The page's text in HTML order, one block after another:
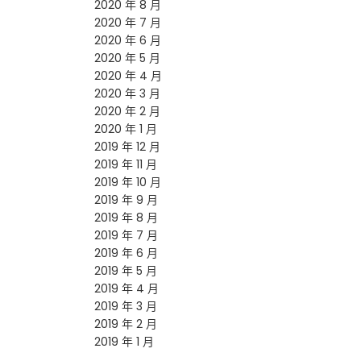
2020 年 8 月
2020 年 7 月
2020 年 6 月
2020 年 5 月
2020 年 4 月
2020 年 3 月
2020 年 2 月
2020 年 1 月
2019 年 12 月
2019 年 11 月
2019 年 10 月
2019 年 9 月
2019 年 8 月
2019 年 7 月
2019 年 6 月
2019 年 5 月
2019 年 4 月
2019 年 3 月
2019 年 2 月
2019 年 1 月